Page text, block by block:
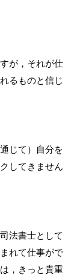
が，それが仕
るものと信じ
じて）自分を
してきません
法書士として
れて仕事がで
，きっと貴重